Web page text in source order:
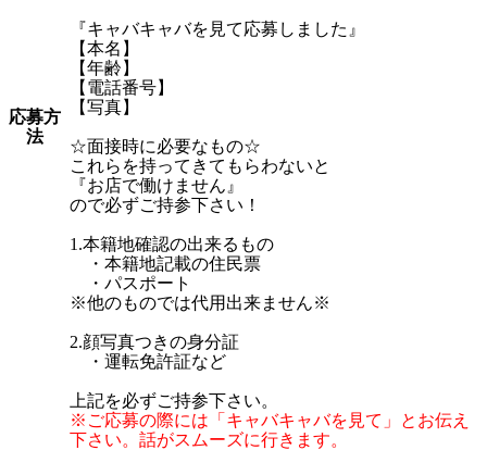
応募方
法
『キャバキャバを見て応募しました』
【本名】
【年齢】
【電話番号】
【写真】
☆面接時に必要なもの☆
これらを持ってきてもらわないと
『お店で働けません』
ので必ずご持参下さい！
1.本籍地確認の出来るもの
・本籍地記載の住民票
・パスポート
※他のものでは代用出来ません※
2.顔写真つきの身分証
・運転免許証など
上記を必ずご持参下さい。
※ご応募の際には「キャバキャバを見て」とお伝え
下さい。話がスムーズに行きます。